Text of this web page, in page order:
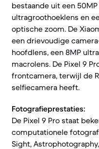
bestaande uit een
ultragroothoeklens en
optische zoom. De
een drievoudige
hoofdlens, een 8MP
macrolens. De Pixel 9
frontcamera, terwijl de
selfiecamera heeft.
Fotografieprestaties:
De Pixel 9 Pro staat
computationele
Sight,